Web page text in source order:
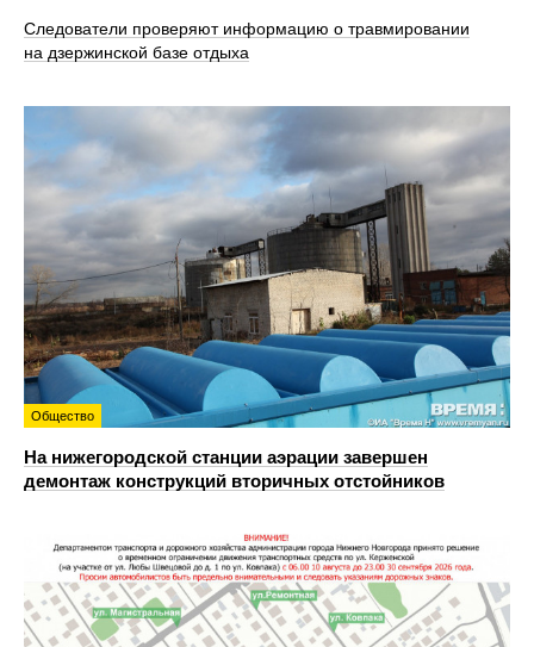
Следователи проверяют информацию о травмировании
на дзержинской базе отдыха
Общество
На нижегородской станции аэрации завершен
демонтаж конструкций вторичных отстойников